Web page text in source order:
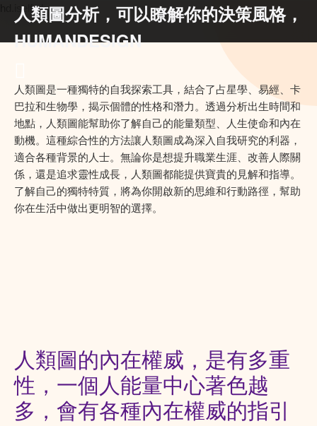
hd.iself.uk
人類圖分析，可以瞭解你的決策風格，
HUMANDESIGN
人類圖是一種獨特的自我探索工具，結合了占星學、易經、卡
巴拉和生物學，揭示個體的性格和潛力。透過分析出生時間和
地點，人類圖能幫助你了解自己的能量類型、人生使命和內在
動機。這種綜合性的方法讓人類圖成為深入自我研究的利器，
適合各種背景的人士。無論你是想提升職業生涯、改善人際關
係，還是追求靈性成長，人類圖都能提供寶貴的見解和指導。
了解自己的獨特特質，將為你開啟新的思維和行動路徑，幫助
你在生活中做出更明智的選擇。
人類圖的內在權威，是有多重
性，一個人能量中心著色越
多，會有各種內在權威的指引